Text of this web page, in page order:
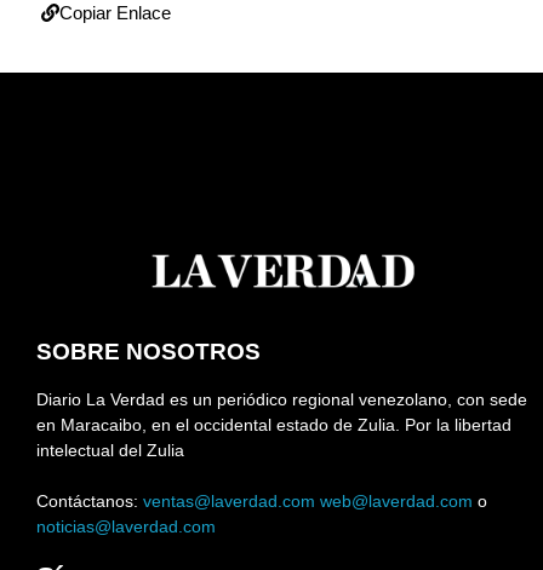
Copiar Enlace
SOBRE NOSOTROS
Diario La Verdad es un periódico regional venezolano, con sede
en Maracaibo, en el occidental estado de Zulia. Por la libertad
intelectual del Zulia
Contáctanos: ventas@laverdad.com web@laverdad.com o
noticias@laverdad.com